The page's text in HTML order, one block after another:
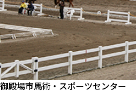
御殿場市馬術・スポーツセンター